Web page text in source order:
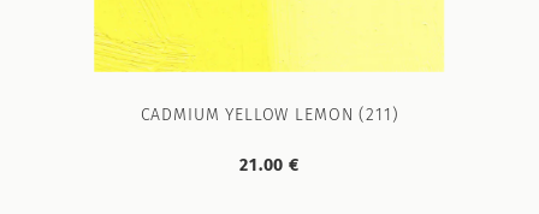
CADMIUM YELLOW LEMON (211)
21.00 €